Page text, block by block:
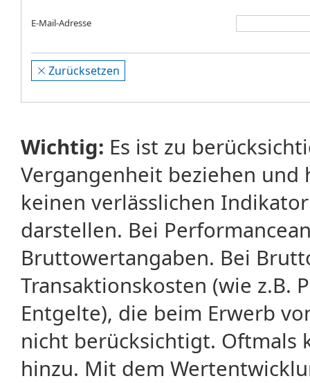
E-Mail-Adresse
Zurücksetzen
Wichtig: Es ist zu
Vergangenheit beziehen
keinen verlässlichen
darstellen. Bei
Bruttowertangaben. Bei
Transaktionskosten (wie z.B.
Entgelte), die beim Erwerb
nicht berücksichtigt. Oftmals
hinzu. Mit dem